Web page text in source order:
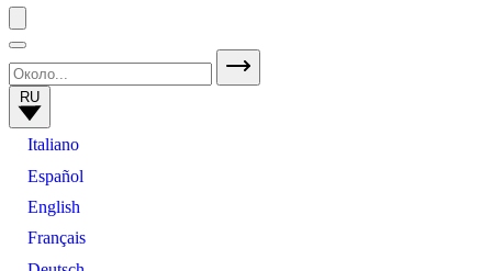
RU
Italiano
Español
English
Français